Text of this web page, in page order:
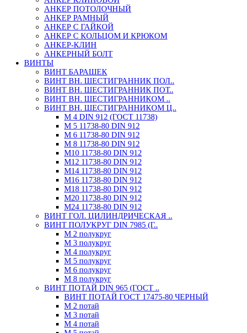
АНКЕР ПОТОЛОЧНЫЙ
АНКЕР РАМНЫЙ
АНКЕР С ГАЙКОЙ
АНКЕР С КОЛЬЦОМ И КРЮКОМ
АНКЕР-КЛИН
АНКЕРНЫЙ БОЛТ
ВИНТЫ
ВИНТ БАРАШЕК
ВИНТ ВН. ШЕСТИГРАННИК ПОЛ..
ВИНТ ВН. ШЕСТИГРАННИК ПОТ..
ВИНТ ВН. ШЕСТИГРАННИКОМ ..
ВИНТ ВН. ШЕСТИГРАННИКОМ Ц..
М 4 DIN 912 (ГОСТ 11738)
М 5 11738-80 DIN 912
М 6 11738-80 DIN 912
М 8 11738-80 DIN 912
М10 11738-80 DIN 912
М12 11738-80 DIN 912
М14 11738-80 DIN 912
М16 11738-80 DIN 912
М18 11738-80 DIN 912
М20 11738-80 DIN 912
М24 11738-80 DIN 912
ВИНТ ГОЛ. ЦИЛИНДРИЧЕСКАЯ ..
ВИНТ ПОЛУКРУГ DIN 7985 (Г..
М 2 полукруг
М 3 полукруг
М 4 полукруг
М 5 полукруг
М 6 полукруг
М 8 полукруг
ВИНТ ПОТАЙ DIN 965 (ГОСТ ..
ВИНТ ПОТАЙ ГОСТ 17475-80 ЧЕРНЫЙ
М 2 потай
М 3 потай
М 4 потай